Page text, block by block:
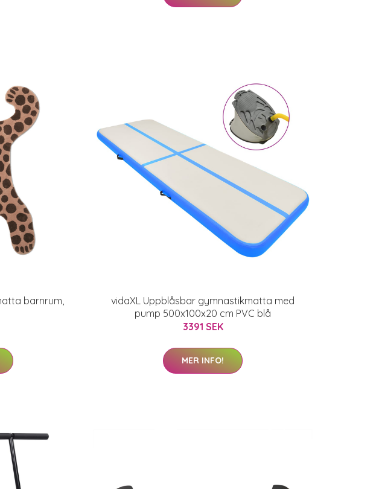
barnrum,
vidaXL Uppblåsbar gymnastikmatta med
pump 500x100x20 cm PVC blå
3391 SEK
MER INFO!